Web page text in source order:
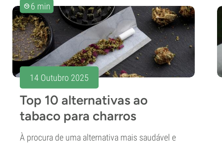
6 min
14 Outubro 2025
Top 10 alternativas ao
tabaco para charros
À procura de uma alternativa mais saudável e